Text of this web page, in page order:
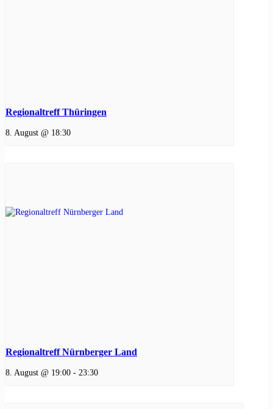
Regionaltreff Thüringen
8. August @ 18:30
Regionaltreff Nürnberger Land
8. August @ 19:00 - 23:30